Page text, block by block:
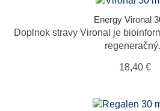
Energy Vironal
Doplnok stravy Vironal je
18,40 €